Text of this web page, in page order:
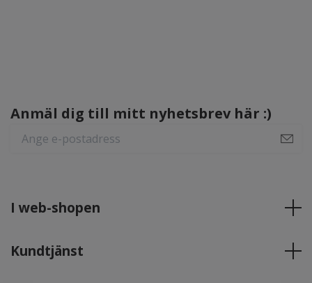
Anmäl dig till mitt nyhetsbrev här :)
I web-shopen
Kundtjänst